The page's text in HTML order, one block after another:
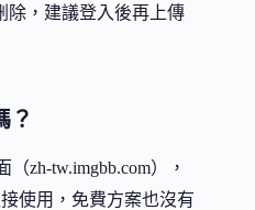
除，建議登入後再上傳
？
zh-tw.imgbb.com），
使用，免費方案也沒有